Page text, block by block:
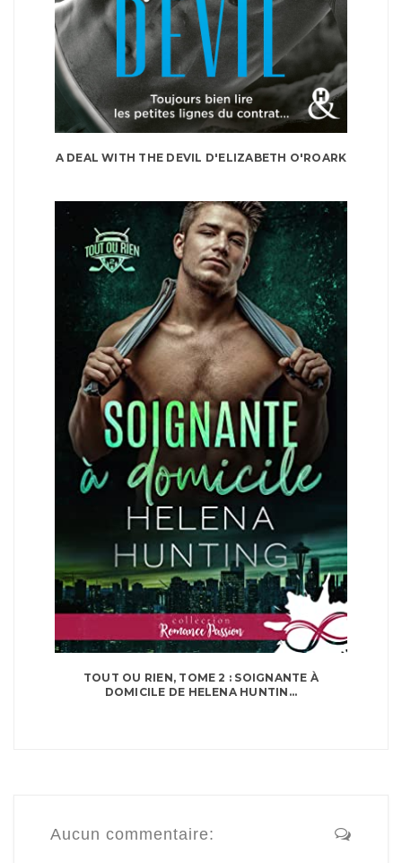
A DEAL WITH THE DEVIL D'ELIZABETH O'ROARK
TOUT OU RIEN, TOME 2 : SOIGNANTE À
DOMICILE DE HELENA HUNTIN...
Aucun commentaire: